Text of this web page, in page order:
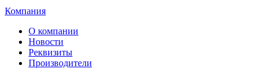
Компания
О компании
Новости
Реквизиты
Производители